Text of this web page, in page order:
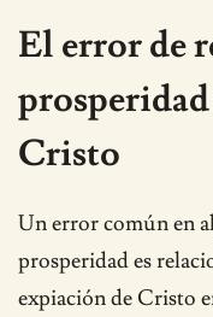
El error de
Cristo
Un error común en
prosperidad es
expiación de Cristo